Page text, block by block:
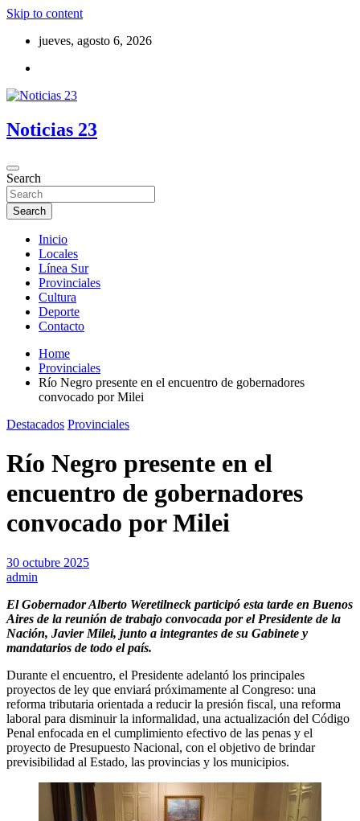
Skip to content
jueves, agosto 6, 2026
Noticias 23
Search
Search
Inicio
Locales
Línea Sur
Provinciales
Cultura
Deporte
Contacto
Home
Provinciales
Río Negro presente en el encuentro de gobernadores
convocado por Milei
Destacados Provinciales
Río Negro presente en el
encuentro de gobernadores
convocado por Milei
30 octubre 2025
admin
El Gobernador Alberto Weretilneck participó esta tarde en Buenos
Aires de la reunión de trabajo convocada por el Presidente de la
Nación, Javier Milei, junto a integrantes de su Gabinete y
mandatarios de todo el país.
Durante el encuentro, el Presidente adelantó los principales
proyectos de ley que enviará próximamente al Congreso: una
reforma tributaria orientada a reducir la presión fiscal, una reforma
laboral para disminuir la informalidad, una actualización del Código
Penal enfocada en el cumplimiento efectivo de las penas y el
proyecto de Presupuesto Nacional, con el objetivo de brindar
previsibilidad al Estado, las provincias y los municipios.